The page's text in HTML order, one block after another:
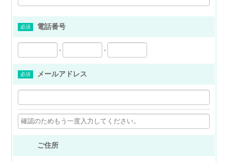
必須 電話番号
- -
必須 メールアドレス
ご住所